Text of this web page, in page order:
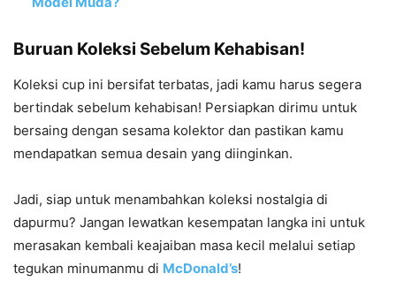
Buruan Koleksi Sebelum Kehabisan!
Koleksi cup ini bersifat terbatas, jadi kamu harus segera
bertindak sebelum kehabisan! Persiapkan dirimu untuk
bersaing dengan sesama kolektor dan pastikan kamu
mendapatkan semua desain yang diinginkan.
Jadi, siap untuk menambahkan koleksi nostalgia di
dapurmu? Jangan lewatkan kesempatan langka ini untuk
merasakan kembali keajaiban masa kecil melalui setiap
tegukan minumanmu di McDonald’s!